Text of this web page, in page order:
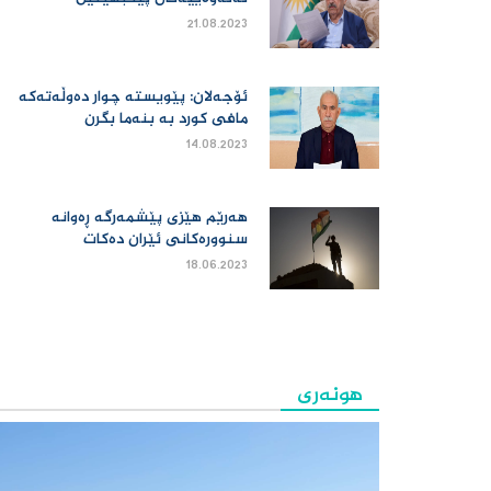
21.08.2023
ئۆجەلان: پێویستە چوار دەوڵەتەکە
مافی کورد بە بنەما بگرن‌
14.08.2023
هەرێم هێزی پێشمەرگە ڕەوانە
سنوورەکانى ئێران دەکات‌
18.06.2023
هونەری
هونەری